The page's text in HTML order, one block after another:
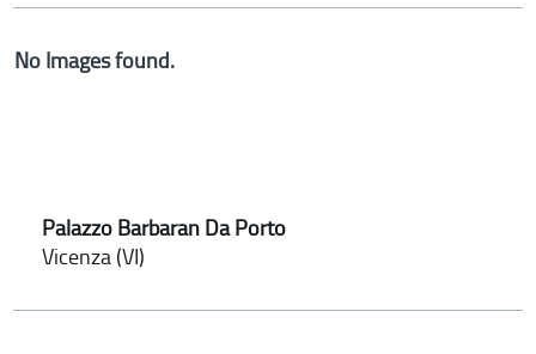
No Images found.
Palazzo Barbaran Da Porto
Vicenza (VI)